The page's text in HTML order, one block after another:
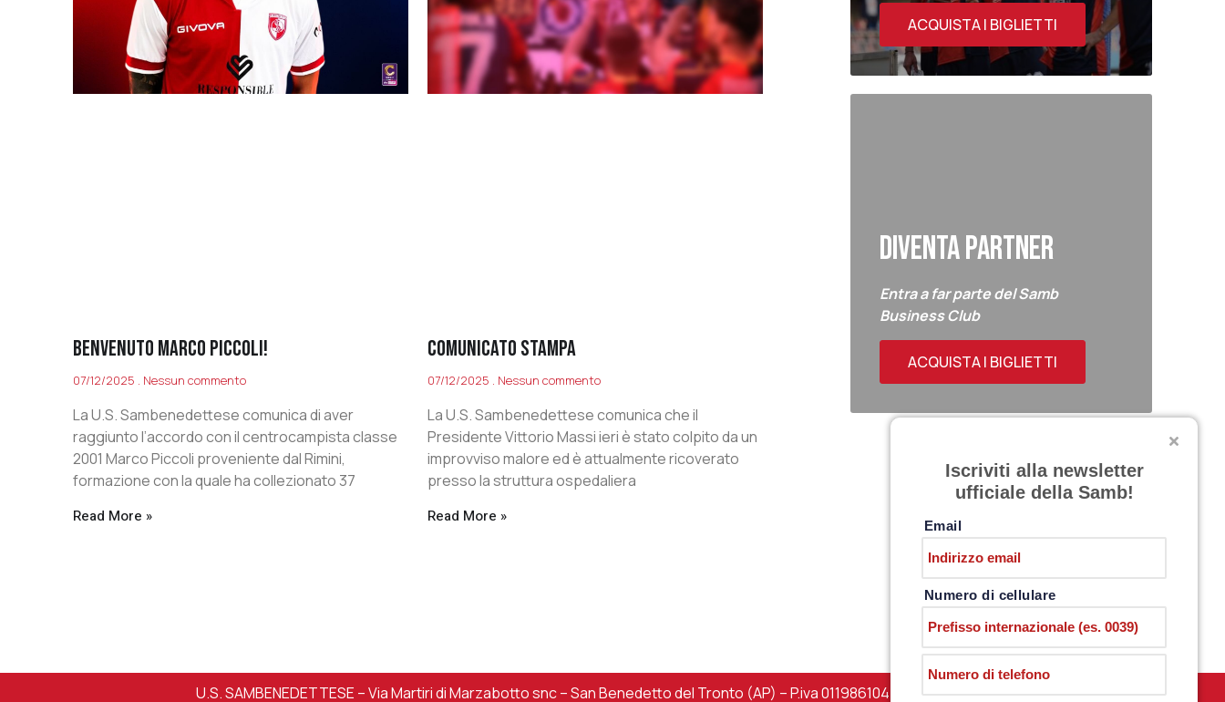
BENVENUTO MARCO PICCOLI!
07/12/2025 Nessun commento
La U.S. Sambenedettese comunica di aver
raggiunto l’accordo con il centrocampista classe
2001 Marco Piccoli proveniente dal Rimini,
formazione con la quale ha collezionato 37
Read More »
COMUNICATO STAMPA
07/12/2025 Nessun commento
La U.S. Sambenedettese comunica che il
Presidente Vittorio Massi ieri è stato colpito da un
improvviso malore ed è attualmente ricoverato
presso la struttura ospedaliera
Read More »
ACQUISTA I BIGLIETTI
DIVENTA PARTNER
Entra a far parte del Samb
Business Club
ACQUISTA I BIGLIETTI
U.S. SAMBENEDETTESE – Via Martiri di Marzabotto snc – San Benedetto del Tronto (AP) – P.iva 01198610444 – PRIVACY POLICY
Iscriviti alla newsletter
ufficiale della Samb!
Email
Numero di cellulare